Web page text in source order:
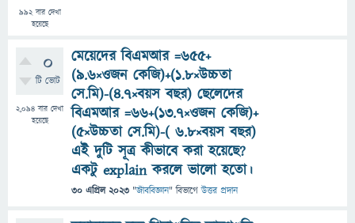
992বার দেখা
হয়েছে
0
টি ভোট
2,094 বার দেখা
হয়েছে
মেয়েদের বিএমআর =655+
(9.6×ওজন কেজি)+(1.8×উচ্চতা
সে.মি)-(4.7×বয়স বছর) ছেলেদের
বিএমআর =66+(13.7×ওজন কেজি)+
(5×উচ্চতা সে.মি)-( 6.8×বয়স বছর)
এই দুটি সূত্র কীভাবে করা হয়েছে?
একটু explain করলে ভালো হতো।
30 এপ্রিল 2023 "জীববিজ্ঞান" বিভাগে উত্তর প্রদান